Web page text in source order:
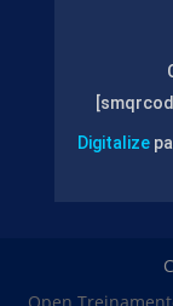
Digitalize
Open